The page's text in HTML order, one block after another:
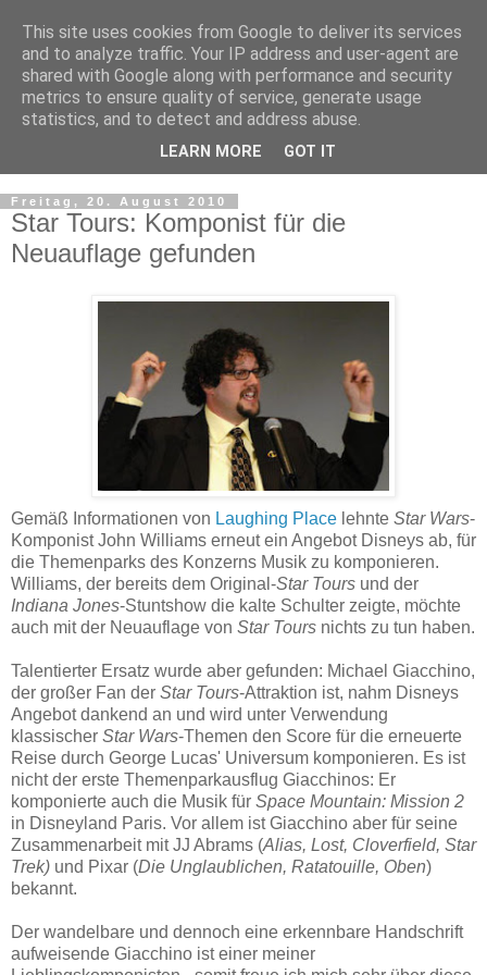
Freitag, 20. August 2010
Star Tours: Komponist für die
Neuauflage gefunden
Gemäß Informationen von Laughing Place lehnte Star Wars-
Komponist John Williams erneut ein Angebot Disneys ab, für
die Themenparks des Konzerns Musik zu komponieren.
Williams, der bereits dem Original-Star Tours und der
Indiana Jones-Stuntshow die kalte Schulter zeigte, möchte
auch mit der Neuauflage von Star Tours nichts zu tun haben.
Talentierter Ersatz wurde aber gefunden: Michael Giacchino,
der großer Fan der Star Tours-Attraktion ist, nahm Disneys
Angebot dankend an und wird unter Verwendung
klassischer Star Wars-Themen den Score für die erneuerte
Reise durch George Lucas' Universum komponieren. Es ist
nicht der erste Themenparkausflug Giacchinos: Er
komponierte auch die Musik für Space Mountain: Mission 2
in Disneyland Paris. Vor allem ist Giacchino aber für seine
Zusammenarbeit mit JJ Abrams (Alias, Lost, Cloverfield, Star
Trek) und Pixar (Die Unglaublichen, Ratatouille, Oben)
bekannt.
Der wandelbare und dennoch eine erkennbare Handschrift
aufweisende Giacchino ist einer meiner
This site uses cookies from Google to deliver its services
and to analyze traffic. Your IP address and user-agent are
shared with Google along with performance and security
metrics to ensure quality of service, generate usage
statistics, and to detect and address abuse.
LEARN MORE GOT IT